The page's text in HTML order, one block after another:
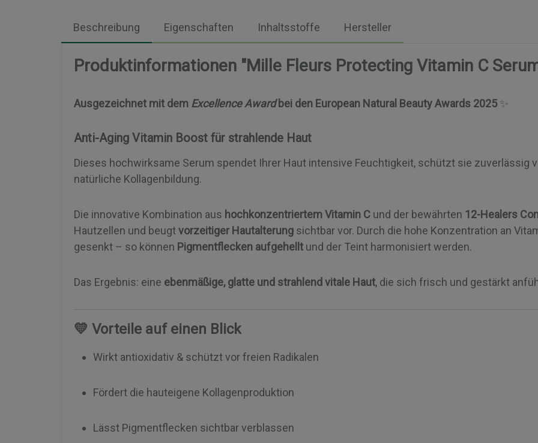
Beschreibung Eigenschaften Inhaltsstoffe Hersteller
Produktinformationen "Mille Fleurs Protecting Vitamin C
Ausgezeichnet mit dem Excellence Awardbei den European Natural Beauty Awards 2025✨
Anti-Aging Vitamin Boost für strahlende Haut
Dieses hochwirksame Serum spendet Ihrer Haut intensive Feuchtigkeit, schützt sie zuverlässig
natürliche Kollagenbildung.
Die innovative Kombination aus hochkonzentriertem Vitamin C und der bewährten 12-Healers
Hautzellen und beugtvorzeitiger Hautalterung sichtbar vor. Durch die hohe Konzentration an
gesenkt – so können Pigmentflecken aufgehellt und der Teint harmonisiert werden.
Das Ergebnis: eine ebenmäßige, glatte und strahlend vitale Haut, die sich frisch und gestärkt
💛 Vorteile auf einen Blick
Wirkt antioxidativ & schützt vor freien Radikalen
Fördert die hauteigene Kollagenproduktion
Lässt Pigmentflecken sichtbar verblassen